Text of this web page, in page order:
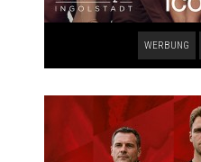
WERBUNG